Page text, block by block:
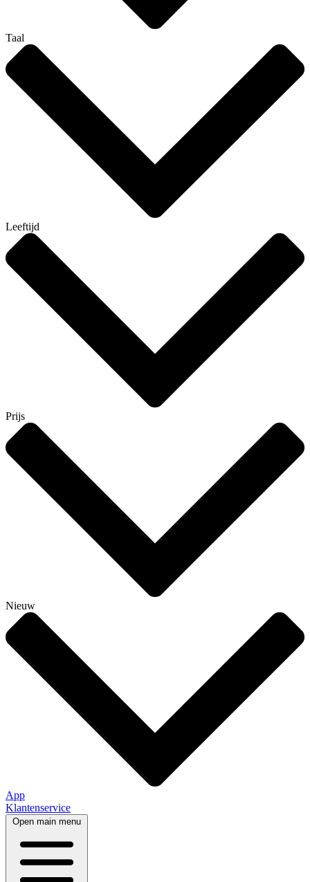
Taal
Leeftijd
Prijs
Nieuw
App
Klantenservice
Open main menu